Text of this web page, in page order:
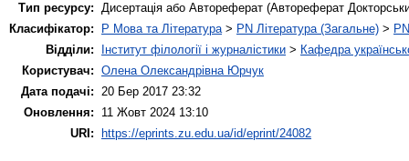
Тип ресурсу: Дисертація або Автореферат (Автореферат
Класифікатор:
P Мова та Література> PN Література (Загальне) >
Відділи:
Інститут філології і журналістики > Кафедра
Користувач: Олена Олександрівна Юрчук
Дата подачі: 20 Бер 2017 23:32
Оновлення:
11 Жовт 2024 13:10
URI:
https://eprints.zu.edu.ua/id/eprint/24082